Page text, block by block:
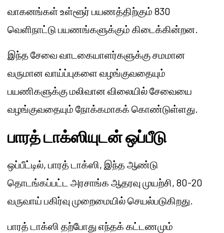
வாகனங்கள் உள்ளூர் பயணத்திற்கும் 830
வெளிநாட்டு பயணங்களுக்கும் கிடைக்கின்றன.
இந்த சேவை வாடகையாளர்களுக்கு சமமான
வருமான வாய்ப்புகளை வழங்குவதையும்
பயணிகளுக்கு மலிவான விலையில் சேவையை
வழங்குவதையும் நோக்கமாகக் கொண்டுள்ளது.
பாரத் டாக்ஸியுடன் ஒப்பீடு
ஒப்பீட்டில், பாரத் டாக்ஸி, இந்த ஆண்டு
தொடங்கப்பட்ட அரசாங்க ஆதரவு முயற்சி, 80-20
வருவாய் பகிர்வு முறைமையில் செயல்படுகிறது.
பாரத் டாக்ஸி தற்போது எந்தக் கட்டணமும்